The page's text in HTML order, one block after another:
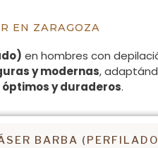
EN ZARAGOZA
en hombres con
y modernas,
óptimos y duraderos.
BARBA